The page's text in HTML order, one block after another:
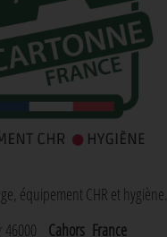
équipement CHR et hygiène.
46000 Cahors France